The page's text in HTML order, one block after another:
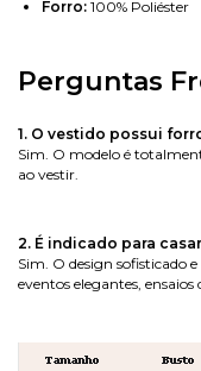
Forro: 100% Poliéster
Perguntas
1. O vestido possui
Sim. O modelo é
ao vestir.
2. É indicado para
Sim. O design sofisticado
eventos elegantes, ensaios